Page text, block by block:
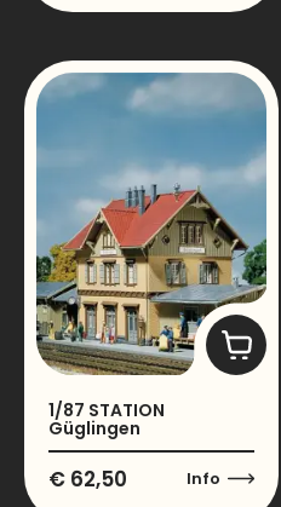
1/87 STATION
Güglingen
€ 62,50 Info